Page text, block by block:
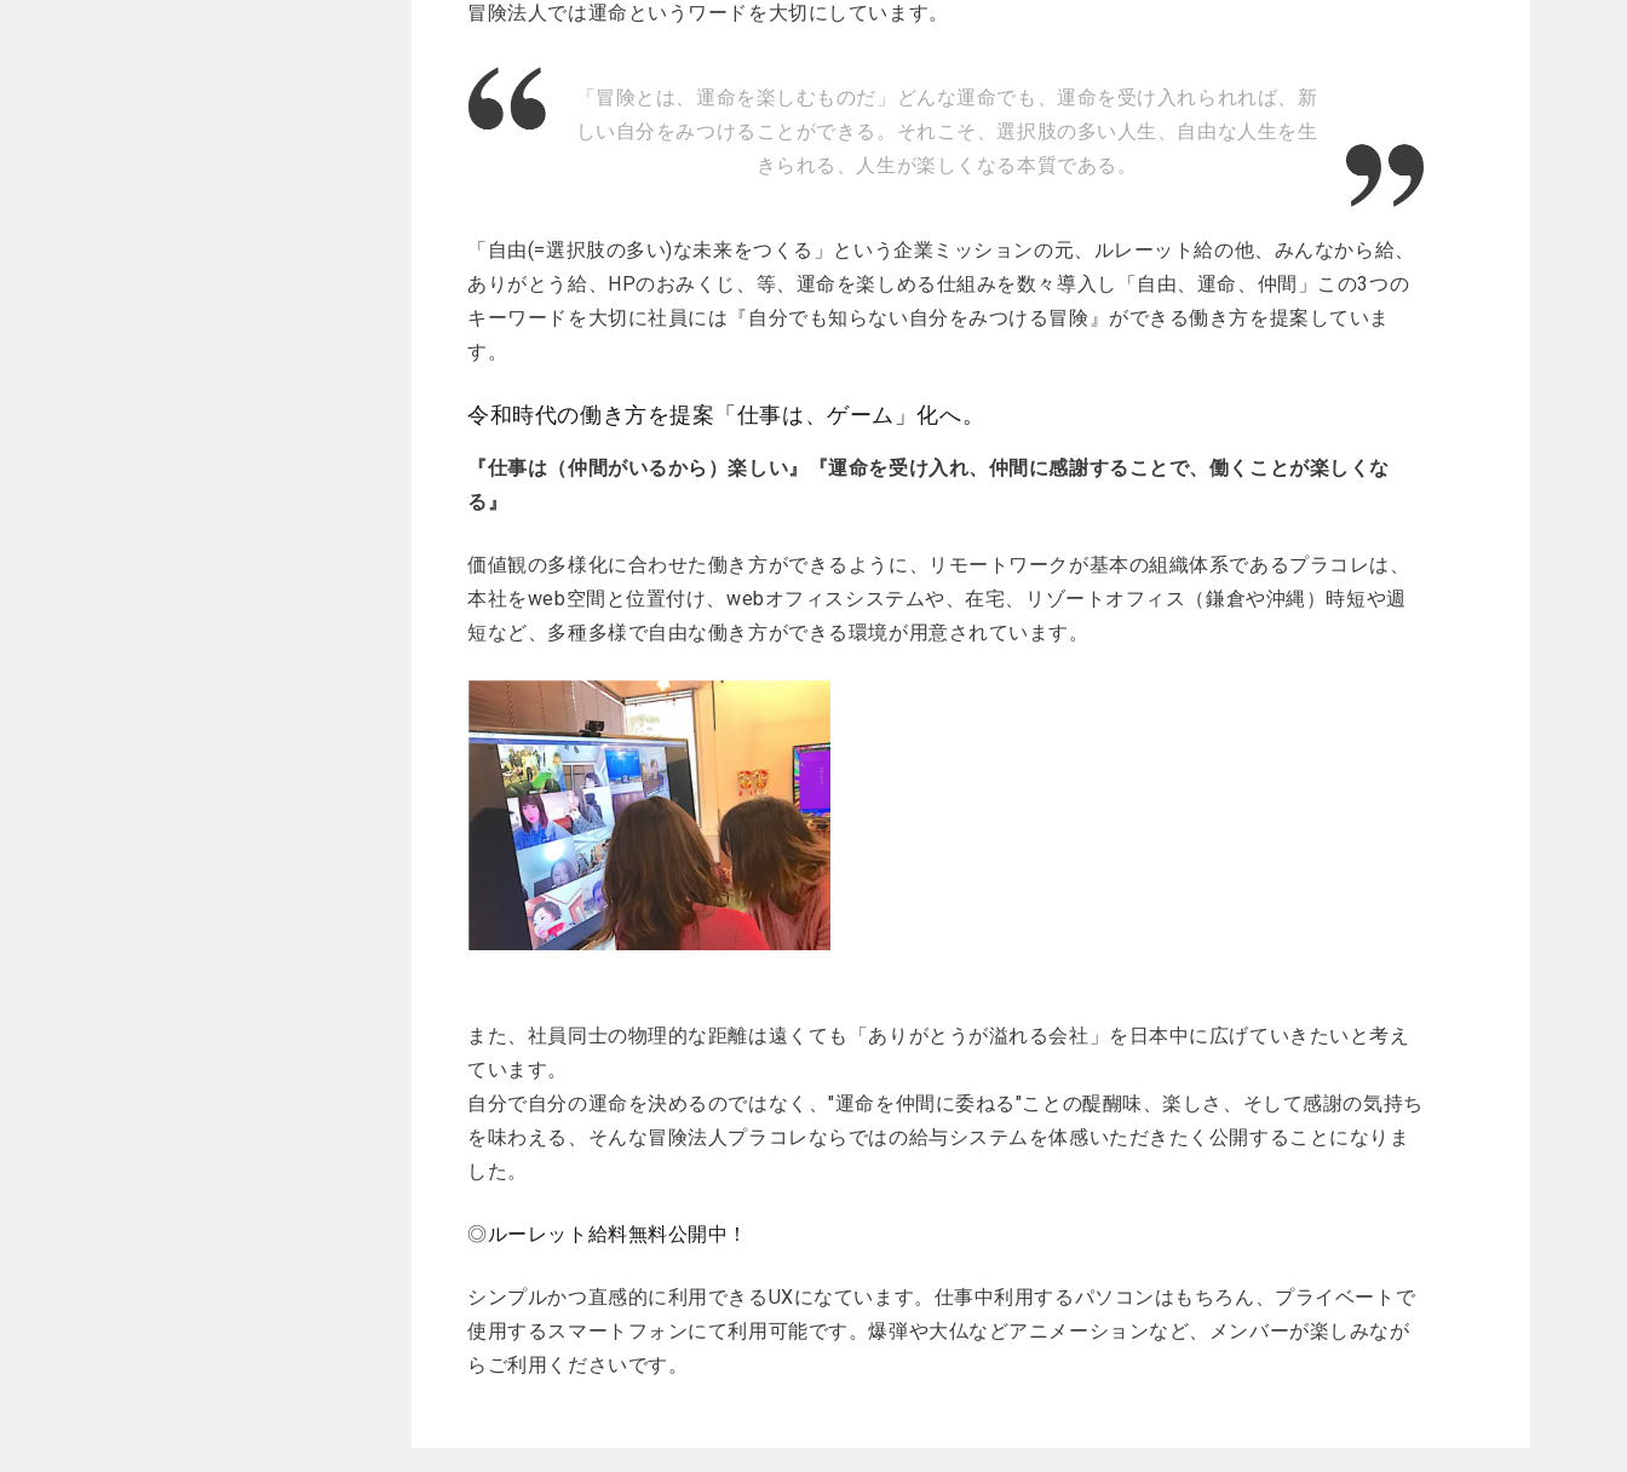
冒険法人では運命というワードを大切にしています。
「冒険とは、運命を楽しむものだ」どんな運命でも、運命を受け入れられれば、新
しい自分をみつけることができる。それこそ、選択肢の多い人生、自由な人生を生
きられる、人生が楽しくなる本質である。
「自由(=選択肢の多い)な未来をつくる」という企業ミッションの元、ルレーット給の他、みんなから給、
ありがとう給、HPのおみくじ、等、運命を楽しめる仕組みを数々導入し「自由、運命、仲間」この3つの
キーワードを大切に社員には『自分でも知らない自分をみつける冒険』ができる働き方を提案していま
す。
令和時代の働き方を提案「仕事は、ゲーム」化へ。
『仕事は（仲間がいるから）楽しい』『運命を受け入れ、仲間に感謝することで、働くことが楽しくな
る』
価値観の多様化に合わせた働き方ができるように、リモートワークが基本の組織体系であるプラコレは、
本社をweb空間と位置付け、webオフィスシステムや、在宅、リゾートオフィス（鎌倉や沖縄）時短や週
短など、多種多様で自由な働き方ができる環境が用意されています。
また、社員同士の物理的な距離は遠くても「ありがとうが溢れる会社」を日本中に広げていきたいと考え
ています。
自分で自分の運命を決めるのではなく、"運命を仲間に委ねる"ことの醍醐味、楽しさ、そして感謝の気持ち
を味わえる、そんな冒険法人プラコレならではの給与システムを体感いただきたく公開することになりま
した。
◎ルーレット給料無料公開中！
シンプルかつ直感的に利用できるUXになています。仕事中利用するパソコンはもちろん、プライベートで
使用するスマートフォンにて利用可能です。爆弾や大仏などアニメーションなど、メンバーが楽しみなが
らご利用くださいです。